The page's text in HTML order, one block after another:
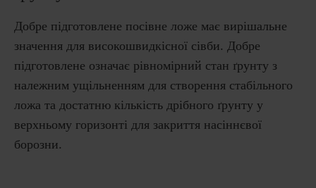
Добре підготовлене посівне ложе має вирішальне
значення для високошвидкісної сівби. Добре
підготовлене означає рівномірний стан ґрунту з
належним ущільненням для створення стабільного
ложа та достатню кількість дрібного ґрунту у
верхньому горизонті для закриття насіннєвої
борозни.